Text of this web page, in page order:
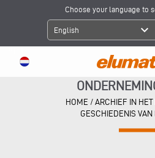
Choose your language to
English expand_more
HOME / ARCHIEF IN
GESCHIEDENIS VAN